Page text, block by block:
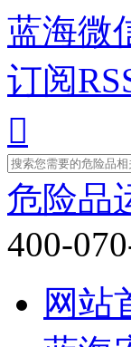
蓝海微
订阅

危险品
400-
网站